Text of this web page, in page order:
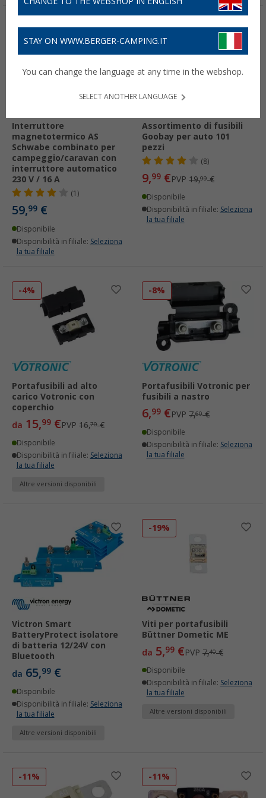
Interruttore
magnetotermico AS
Schwabe combinato per
campeggio/caravan con
interruttore automatico
230 V / 16 A
(1)
59,99 €
Disponibile
Disponibilità in filiale: Seleziona
la tua filiale
-50%
Assortimento di fusibili
Goobay per auto 101
pezzi
(8)
9,99 €PVP 19,99€
Disponibile
Disponibilità in filiale: Seleziona
la tua filiale
-4%
Portafusibili ad alto
carico Votronic con
coperchio
da 15,99 €PVP 16,70€
Disponibile
Disponibilità in filiale: Seleziona
la tua filiale
Altre versioni disponibili
-8%
Portafusibili Votronic per
fusibili a nastro
6,99 €PVP 7,60€
Disponibile
Disponibilità in filiale: Seleziona
la tua filiale
Victron Smart
BatteryProtect isolatore
di batteria 12/24V con
Bluetooth
da 65,99 €
Disponibile
Disponibilità in filiale: Seleziona
la tua filiale
Altre versioni disponibili
-19%
Viti per portafusibili
Büttner Dometic ME
da 5,99 €PVP 7,40€
Disponibile
Disponibilità in filiale: Seleziona
la tua filiale
Altre versioni disponibili
-11% -11%
STAY ON WWW.BERGER-CAMPING.IT
You can change the language at any time in the webshop.
SELECT ANOTHER LANGUAGE